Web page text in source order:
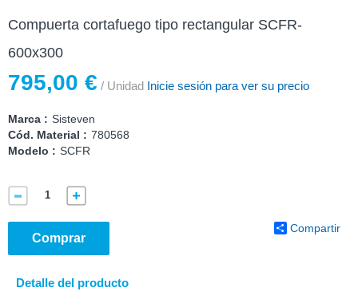
Compuerta cortafuego tipo rectangular SCFR-
600x300
795,00 € / Unidad Inicie sesión para ver su precio
Marca : Sisteven
Cód. Material : 780568
Modelo : SCFR
Comprar
Compartir
Detalle del producto